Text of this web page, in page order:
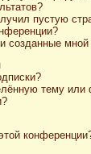
пустую
созданные
тему